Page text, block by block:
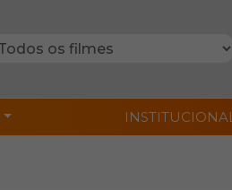
INSTITUCIONAL